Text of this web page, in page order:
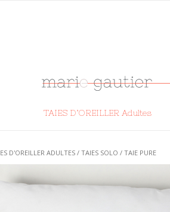
TAIES D’OREILLER Adultes
D'OREILLER ADULTES / TAIES SOLO / TAIE PURE